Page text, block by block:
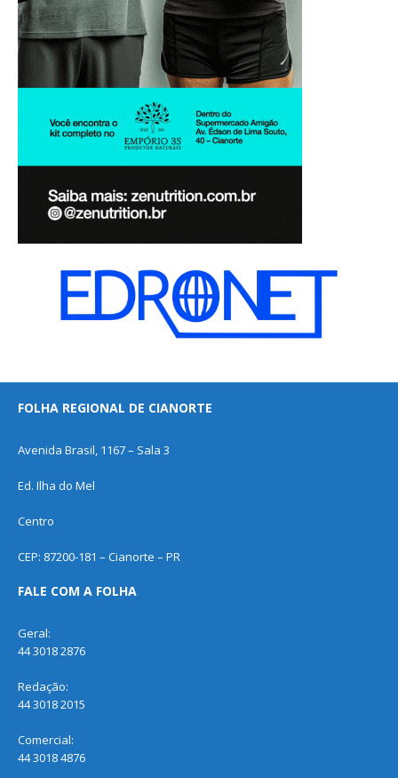
FOLHA REGIONAL DE CIANORTE
Avenida Brasil, 1167 – Sala 3
Ed. Ilha do Mel
Centro
CEP: 87200-181 – Cianorte – PR
FALE COM A FOLHA
Geral:
44 3018 2876
Redação:
44 3018 2015
Comercial:
44 3018 4876